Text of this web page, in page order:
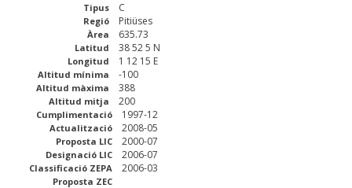
Tipus C
Regió Pitiüses
Àrea 635.73
Latitud 38 52 5 N
Longitud 1 12 15 E
Altitud mínima -100
Altitud màxima 388
Altitud mitja 200
Cumplimentació 1997-12
Actualització 2008-05
Proposta LIC 2000-07
Designació LIC 2006-07
Classificació ZEPA 2006-03
Proposta ZEC